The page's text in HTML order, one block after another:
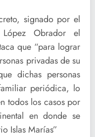
signado por el
López Obrador el
que “para lograr
privadas de su
dichas personas
periódica, lo
todos los casos por
en donde se
Islas Marías”